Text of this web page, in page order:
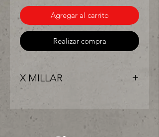
Agregar al carrito
Realizar compra
X MILLAR
comprar o para surtir, solo los
mejores precios para tu tienda o